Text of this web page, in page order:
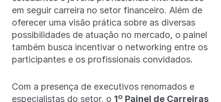
em seguir carreira no setor financeiro. Além de
oferecer uma visão prática sobre as diversas
possibilidades de atuação no mercado, o painel
também busca incentivar o networking entre os
participantes e os profissionais convidados.
Com a presença de executivos renomados e
especialistas do setor, o 1º Painel de Carreiras